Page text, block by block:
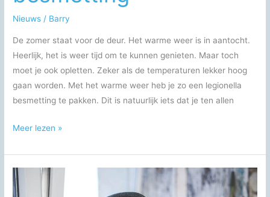
Nieuws / Barry
De zomer staat voor de deur. Het warme weer is in aantocht.
Heerlijk, het is weer tijd om te kunnen genieten. Maar toch
moet je ook opletten. Zeker als de temperaturen lekker hoog
gaan worden. Met het warme weer heb je zo een legionella
besmetting te pakken. Dit is natuurlijk iets dat je ten allen
Voorkom
besmetting
Meer lezen »